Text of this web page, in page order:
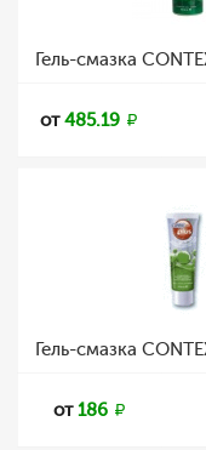
Гель-смазка
от485.19
Гель-смазка
от186